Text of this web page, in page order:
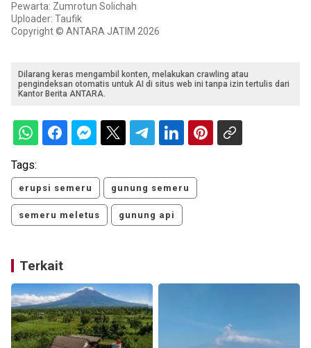
Pewarta: Zumrotun Solichah
Uploader: Taufik
Copyright © ANTARA JATIM 2026
Dilarang keras mengambil konten, melakukan crawling atau
pengindeksan otomatis untuk AI di situs web ini tanpa izin tertulis dari
Kantor Berita ANTARA.
Tags:
erupsi semeru gunung semeru
semeru meletus gunung api
Terkait